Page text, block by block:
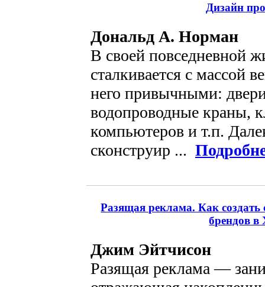
Дизайн
Дональд А. Норман
В своей повседневной
сталкивается с массой
него привычными:
водопроводные краны,
компьютеров и т.п.
сконструир ...
Разящая реклама. Как
брендов в
Джим Эйтчисон
Разящая реклама —